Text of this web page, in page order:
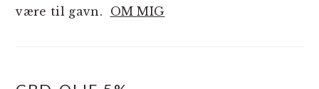
være til gavn. OM MIG